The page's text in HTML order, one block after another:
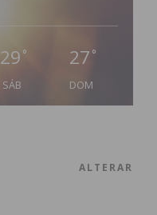
29 °
SÁB
27 °
DOM
ALTERAR